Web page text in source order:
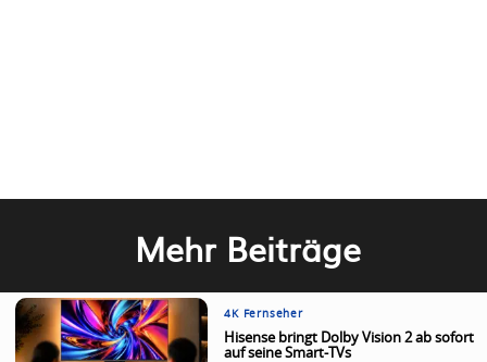
Mehr Beiträge
4K Fernseher
Hisense bringt Dolby Vision 2 ab sofort
auf seine Smart-TVs